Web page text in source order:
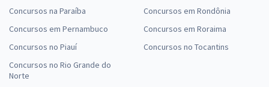
Concursos na Paraíba
Concursos em Pernambuco
Concursos no Piauí
Concursos no Rio Grande do
Norte
Concursos em Rondônia
Concursos em Roraima
Concursos no Tocantins